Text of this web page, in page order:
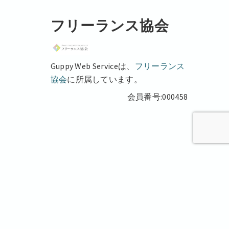
フリーランス協会
Guppy Web Serviceは、 フリーランス
協会に所属しています。
会員番号:000458